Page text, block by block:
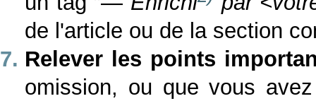
de l'article ou de la section
Relever les points
omission, ou que vous